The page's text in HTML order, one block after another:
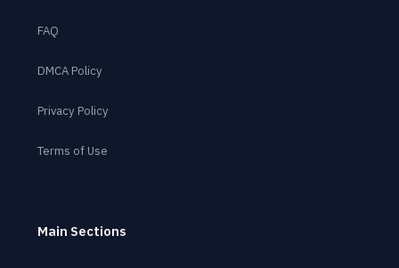
FAQ
DMCA Policy
Privacy Policy
Terms of Use
Main Sections